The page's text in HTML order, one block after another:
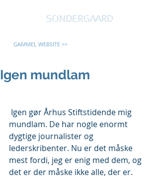
GAMMEL WEBSITE >>
Igen mundlam
mundlam. De har nogle enormt
dygtige journalister og
lederskribenter. Nu er det måske
mest fordi, jeg er enig med dem, og
det er der måske ikke alle, der er.